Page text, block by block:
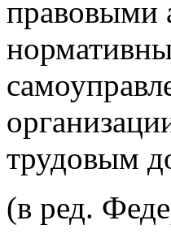
правовыми
трудовым
(в ред.